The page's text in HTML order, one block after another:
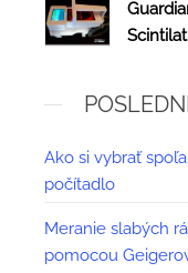
Ako si vybrať
počítadlo
Meranie slabých
pomocou